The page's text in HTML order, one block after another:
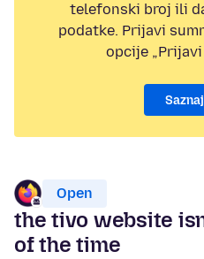
telefonski broj ili
podatke. Prijavi
opcije „Prijavi
Open
the tivo website
of the time